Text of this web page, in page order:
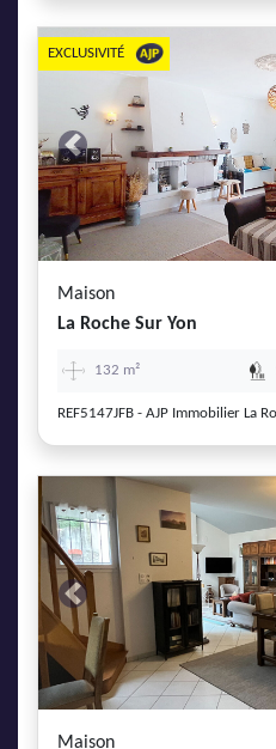
Previous
EXCLUSIVITÉ
Maison
La Roche Sur Yon
132 m²
REF5147JFB - AJP Immobilier La
Previous
Maison